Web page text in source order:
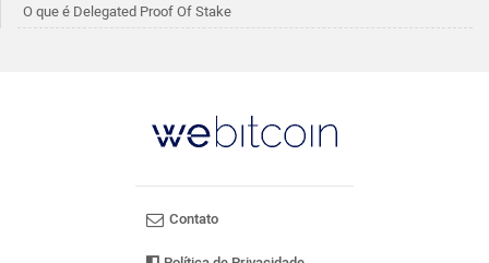
O que é Delegated Proof Of Stake
Contato